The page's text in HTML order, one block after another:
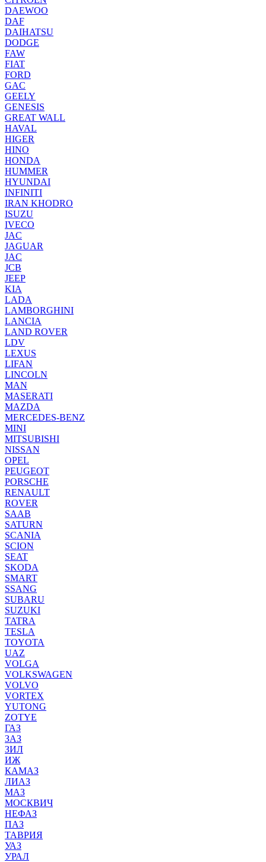
DAEWOO
DAF
DAIHATSU
DODGE
FAW
FIAT
FORD
GAC
GEELY
GENESIS
GREAT WALL
HAVAL
HIGER
HINO
HONDA
HUMMER
HYUNDAI
INFINITI
IRAN KHODRO
ISUZU
IVECO
JAC
JAGUAR
JAС
JCB
JEEP
KIA
LADA
LAMBORGHINI
LANCIA
LAND ROVER
LDV
LEXUS
LIFAN
LINCOLN
MAN
MASERATI
MAZDA
MERCEDES-BENZ
MINI
MITSUBISHI
NISSAN
OPEL
PEUGEOT
PORSCHE
RENAULT
ROVER
SAAB
SATURN
SCANIA
SCION
SEAT
SKODA
SMART
SSANG
SUBARU
SUZUKI
TATRA
TESLA
TOYOTA
UAZ
VOLGA
VOLKSWAGEN
VOLVO
VORTEX
YUTONG
ZOTYE
ГАЗ
ЗАЗ
ЗИЛ
ИЖ
КАМАЗ
ЛИАЗ
МАЗ
МОСКВИЧ
НЕФАЗ
ПАЗ
ТАВРИЯ
УАЗ
УРАЛ